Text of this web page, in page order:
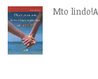
Mto